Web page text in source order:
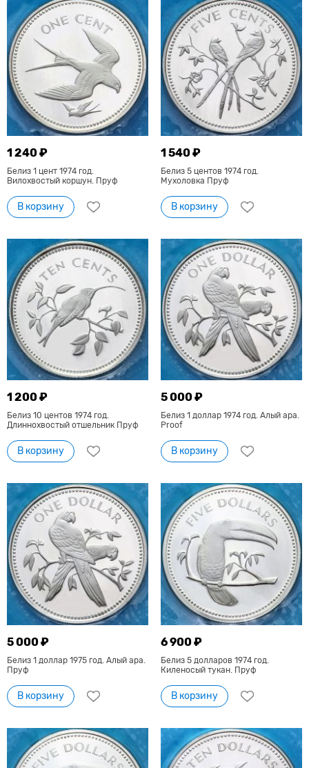
1 240 ₽
Белиз 1 цент 1974 год.
Вилохвостый коршун. Пруф
В корзину
1 540 ₽
Белиз 5 центов 1974 год.
Мухоловка Пруф
В корзину
1 200 ₽
Белиз 10 центов 1974 год.
Длиннохвостый отшельник Пруф
В корзину
5 000 ₽
Белиз 1 доллар 1974 год. Алый ара.
Proof
В корзину
5 000 ₽
Белиз 1 доллар 1975 год. Алый ара.
Пруф
В корзину
6 900 ₽
Белиз 5 долларов 1974 год.
Киленосый тукан. Пруф
В корзину